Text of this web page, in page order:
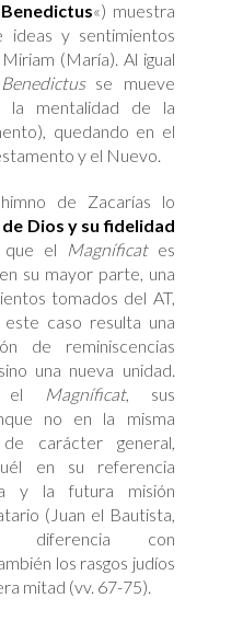
Benedictus«) muestra
ideas y sentimientos
(María). Al igual
Benedictusse mueve
la mentalidad de la
quedando en el
y el Nuevo.
de Zacarías lo
Dios y su fidelidad
que el Magníficates
su mayor parte, una
tomados del AT,
caso resulta una
de reminiscencias
una nueva unidad.
el
Magníficat, sus
no en la misma
carácter general,
en su referencia
y la futura misión
(Juan el Bautista,
diferencia con
los rasgos judíos
mitad (vv. 67-75).